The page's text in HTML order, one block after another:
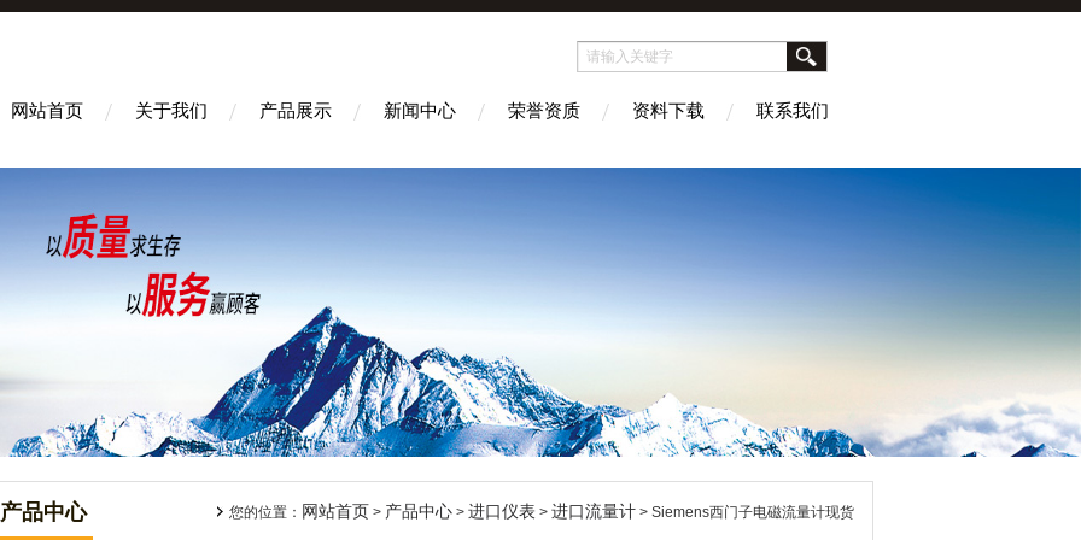
网站首页 关于我们 产品展示 新闻中心 荣誉资质 资料下载 联系我们
产品中心 您的位置： 网站首页 > 产品中心 > 进口仪表 > 进口流量计 > Siemens西门子电磁流量计现货